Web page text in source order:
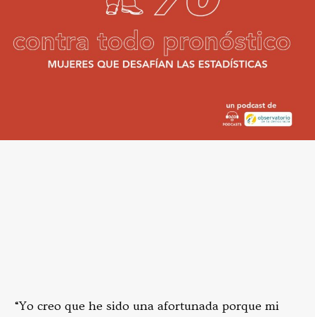
“Yo creo que he sido una afortunada porque mi